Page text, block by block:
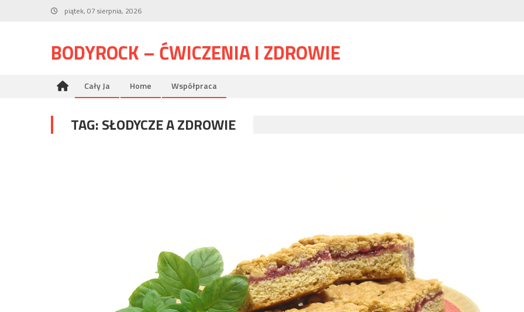
piątek, 07 sierpnia, 2026
BODYROCK – ĆWICZENIA I ZDROWIE
Cały Ja Home Współpraca
TAG:SŁODYCZE A ZDROWIE